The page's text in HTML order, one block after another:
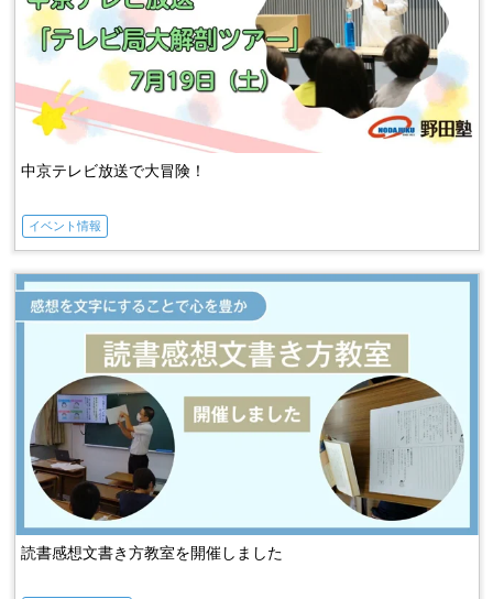
イベント情報
中京テレビ放送で大冒険！
読書感想文書き方教室を開催しました